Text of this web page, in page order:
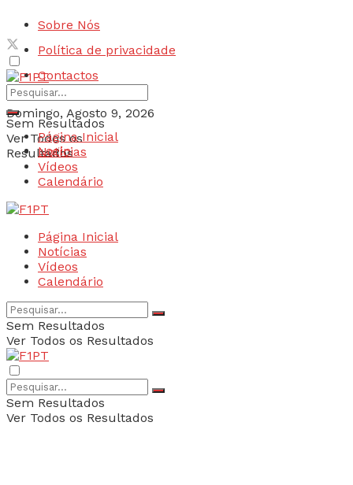
Sobre Nós
Política de privacidade
Contactos
Domingo, Agosto 9, 2026
Login
Sem Resultados
Ver Todos os
Resultados
Página Inicial
Notícias
Vídeos
Calendário
Página Inicial
Notícias
Vídeos
Calendário
Sem Resultados
Ver Todos os Resultados
Sem Resultados
Ver Todos os Resultados